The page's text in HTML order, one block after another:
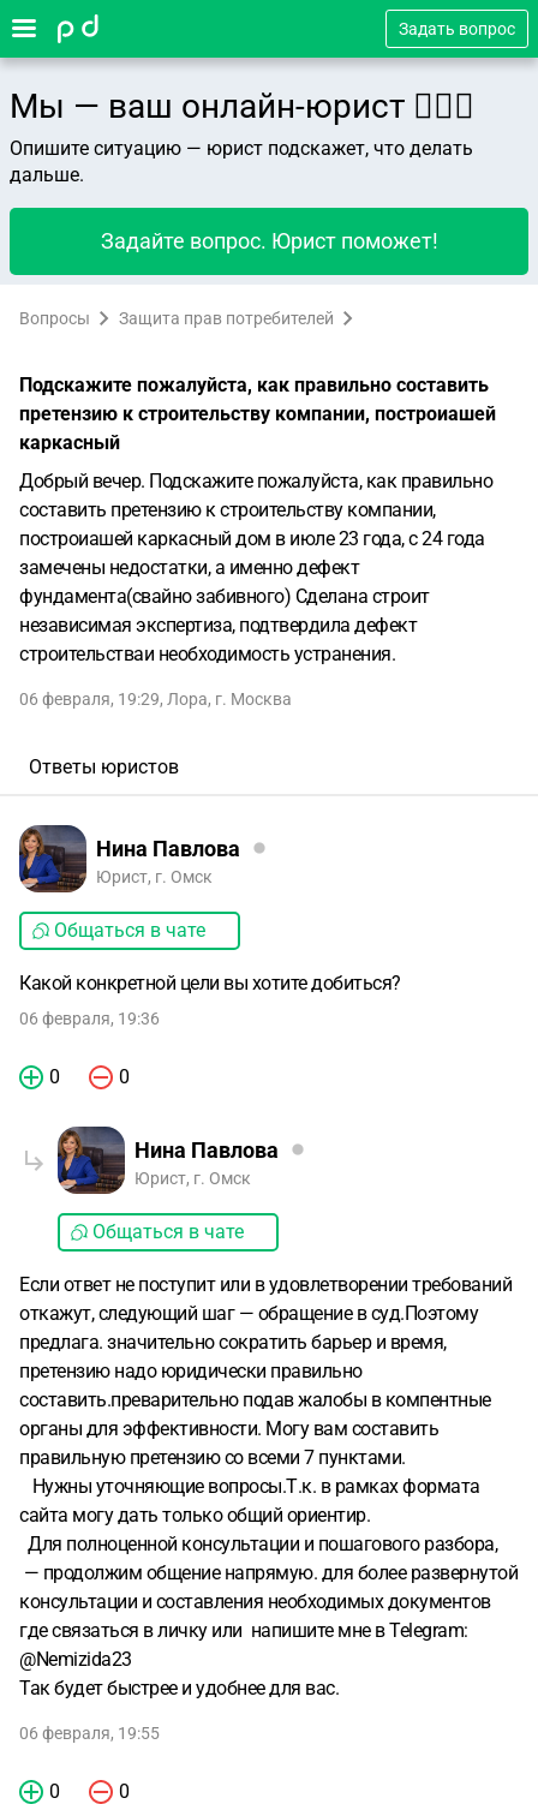
Задать вопрос
Мы — ваш онлайн-юрист 👨🏻‍⚖️
Опишите ситуацию — юрист подскажет, что делать
дальше.
Задайте вопрос. Юрист поможет!
Вопросы Защита прав потребителей
Подскажите пожалуйста, как правильно составить
претензию к строительству компании, построиашей
каркасный
Добрый вечер. Подскажите пожалуйста, как правильно
составить претензию к строительству компании,
построиашей каркасный дом в июле 23 года, с 24 года
замечены недостатки, а именно дефект
фундамента(свайно забивного) Сделана строит
независимая экспертиза, подтвердила дефект
строительстваи необходимость устранения.
06 февраля, 19:29, Лора, г. Москва
Ответы юристов
Нина Павлова
Юрист, г. Омск
Общаться в чате
Какой конкретной цели вы хотите добиться?
06 февраля, 19:36
0 0
Нина Павлова
Юрист, г. Омск
Общаться в чате
Если ответ не поступит или в удовлетворении требований
откажут, следующий шаг — обращение в суд.Поэтому
предлага. значительно сократить барьер и время,
претензию надо юридически правильно
составить.преварительно подав жалобы в компентные
органы для эффективности. Могу вам составить
правильную претензию со всеми 7 пунктами.
Нужны уточняющие вопросы.Т.к. в рамках формата
сайта могу дать только общий ориентир.
Для полноценной консультации и пошагового разбора,
— продолжим общение напрямую. для более развернутой
консультации и составления необходимых документов
где связаться в личку или напишите мне в Telegram:
@Nemizida23
Так будет быстрее и удобнее для вас.
06 февраля, 19:55
0 0